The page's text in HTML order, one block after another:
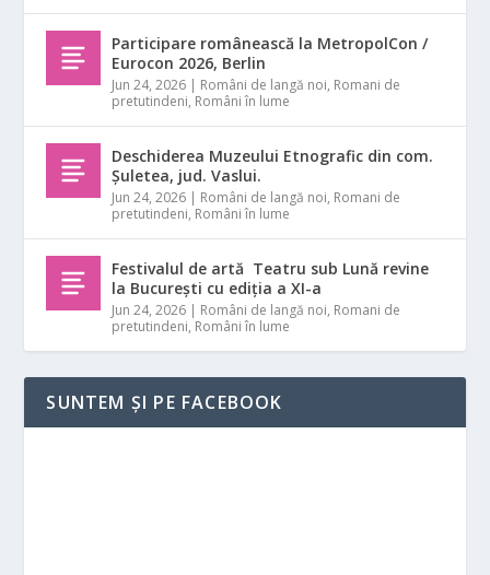
Participare românească la MetropolCon /
Eurocon 2026, Berlin
Jun 24, 2026 | Români de langă noi, Romani de
pretutindeni, Români în lume
Deschiderea Muzeului Etnografic din com.
Șuletea, jud. Vaslui.
Jun 24, 2026 | Români de langă noi, Romani de
pretutindeni, Români în lume
Festivalul de artă Teatru sub Lună revine
la București cu ediția a XI-a
Jun 24, 2026 | Români de langă noi, Romani de
pretutindeni, Români în lume
SUNTEM ȘI PE FACEBOOK